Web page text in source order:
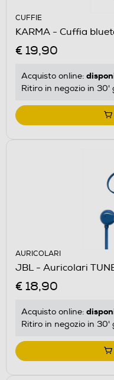
CUFFIE
KARMA - Cuffia
€ 19,90
Acquisto online:
Ritiro in negozio in 30'
AURICOLARI
JBL - Auricolari
€ 18,90
Acquisto online:
Ritiro in negozio in 30'